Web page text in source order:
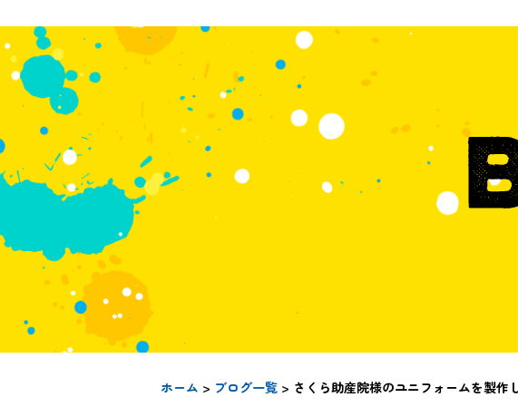
ホーム > ブログ一覧 > さくら助産院様のユニフォームを製作